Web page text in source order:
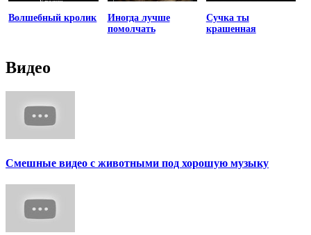
Волшебный кролик
Иногда лучше
помолчать
Сучка ты
крашенная
Видео
Смешные видео с животными под хорошую музыку